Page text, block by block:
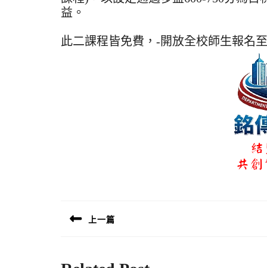
益。
此二課程皆免費，-開放全校師生報名
導
上一篇